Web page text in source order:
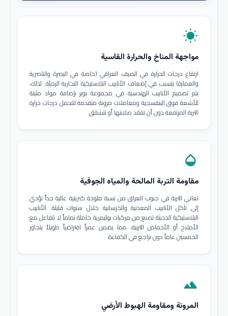
wb_sunny
مواجهة المناخ والحرارة القاسية
ارتفاع درجات الحرارة في الصيف العراقي (خاصة في البصرة والناصرية
والعمارة) يتسبب في إضعاف الأنابيب البلاستيكية التجارية الرديئة. لذلك،
يتم تصميم الأنابيب الهندسية في مجموعة بوير بإضافة مواد مثبتة
للأشعة فوق البنفسجية ومعاملات مرونة متقدمة لتتحمل درجات حرارة
التربة المرتفعة دون أن تفقد صلابتها أو تتشقق.
opacity
مقاومة التربة المالحة والمياه الجوفية
تعاني التربة في جنوب العراق من نسبة ملوحة كبريتية عالية جداً تؤدي
إلى تآكل الأنابيب المعدنية والخرسانية خلال سنوات قليلة. الأنابيب
البلاستيكية الحديثة تصنع من مركبات بوليمرية خاملة تماماً لا تتفاعل مع
الأملاح أو الأحماض التربية، مما يضمن عمراً افتراضياً طويلاً يتجاوز
الخمسين عاماً دون تراجع في الكفاءة.
terrain
المرونة ومقاومة الهبوط الأرضي